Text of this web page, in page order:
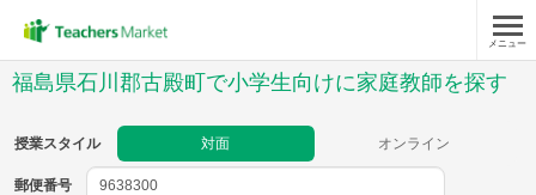
メニュー
福島県石川郡古殿町で小学生向けに家庭教師を探す
授業スタイル 対面 オンライン
郵便番号
郵便番号